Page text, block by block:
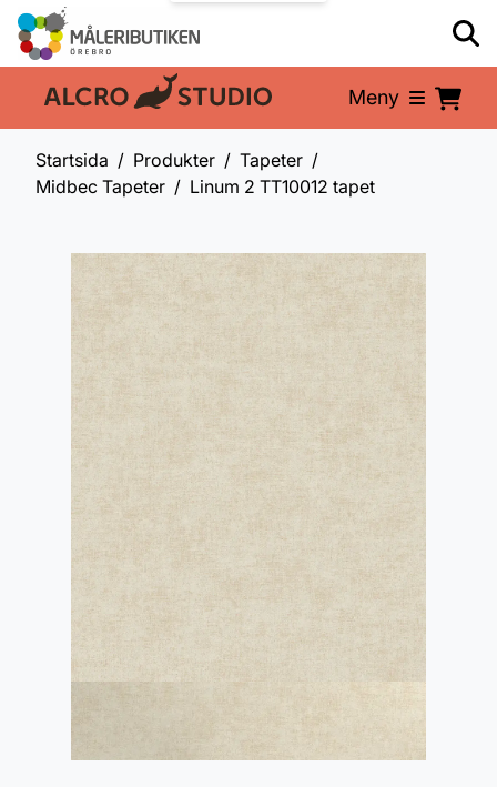
En del av: Meny
Startsida Produkter
Tapeter
Midbec Tapeter
Linum 2 TT10012 tapet